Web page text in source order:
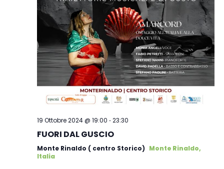
19 Ottobre 2024 @ 19:00 -23:30
FUORI DAL GUSCIO
Monte Rinaldo ( centro Storico) Monte Rinaldo,
Italia